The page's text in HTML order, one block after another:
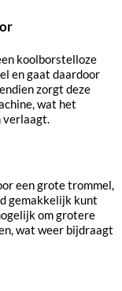
koolborstelloze
en gaat daardoor
zorgt deze
wat het
verlaagt.
een grote trommel,
gemakkelijk kunt
om grotere
wat weer bijdraagt